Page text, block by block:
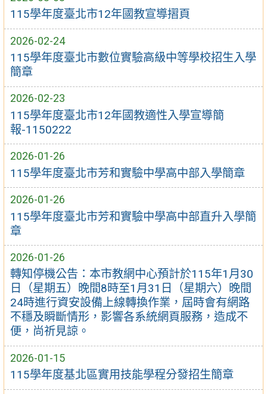
115學年度臺北市12年國教宣導摺頁
2026-02-24
115學年度臺北市數位實驗高級中等學校招生入學
簡章
2026-02-23
115學年度臺北市12年國教適性入學宣導簡
報-1150222
2026-01-26
115學年度臺北市芳和實驗中學高中部入學簡章
2026-01-26
115學年度臺北市芳和實驗中學高中部直升入學簡
章
2026-01-26
轉知停機公告：本市教網中心預計於115年1月30
日（星期五）晚間8時至1月31日（星期六）晚間
24時進行資安設備上線轉換作業，屆時會有網路
不穩及瞬斷情形，影響各系統網頁服務，造成不
便，尚祈見諒。
2026-01-15
115學年度基北區實用技能學程分發招生簡章